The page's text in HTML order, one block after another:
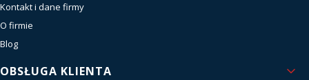
Kontakt i dane firmy
O firmie
Blog
OBSŁUGA KLIENTA